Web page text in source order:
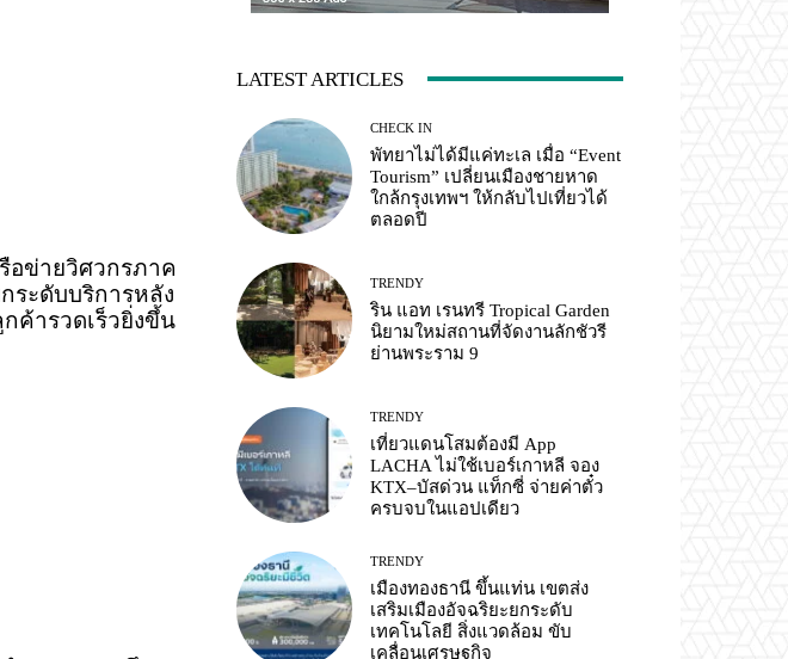
รือข่ายวิศวกรภาค
ระดับบริการหลัง
ค้ารวดเร็วยิ่งขึ้น
LATEST ARTICLES
CHECK IN
พัทยาไม่ได้มีแค่ทะเล เมื่อ “Event
Tourism” เปลี่ยนเมืองชายหาด
ใกล้กรุงเทพฯ ให้กลับไปเที่ยวได้
ตลอดปี
TRENDY
ริน แอท เรนทรี Tropical Garden
นิยามใหม่สถานที่จัดงานลักชัวรี
ย่านพระราม 9
TRENDY
เที่ยวแดนโสมต้องมี App
LACHA ไม่ใช้เบอร์เกาหลี จอง
KTX–บัสด่วน แท็กซี่ จ่ายค่าตั๋ว
ครบจบในแอปเดียว
TRENDY
เมืองทองธานี ขึ้นแท่น เขตส่ง
เสริมเมืองอัจฉริยะยกระดับ
เทคโนโลยี สิ่งแวดล้อม ขับ
เคลื่อนเศรษฐกิจ